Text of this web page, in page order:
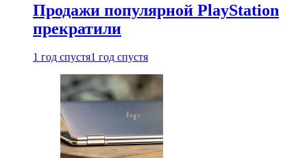
Продажи популярной PlayStation
прекратили
1 год спустя1 год спустя